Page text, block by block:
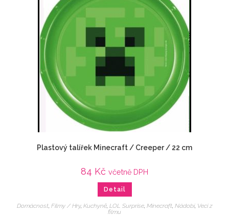
Plastový talířek Minecraft / Creeper / 22 cm
84 Kč včetně DPH
Detail
Domácnost, Filmy / Hry, Kuchyně, LOL Surprise, Minecraft, Nádobí, Veci z
filmu